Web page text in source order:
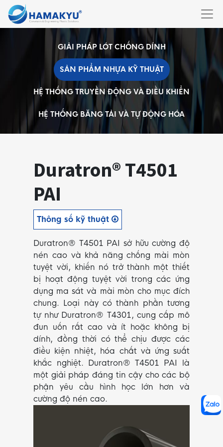
GIẢI PHÁP LÓT CHỐNG DÍNH
SẢN PHẨM NHỰA KỸ THUẬT
HỆ THỐNG TRUYỀN ĐỘNG VÀ ĐIỀU KHIỂN
HỆ THỐNG BĂNG TẢI VÀ TỰ ĐỘNG HÓA
Duratron® T4501
PAI
Thông số kỹ thuật
Duratron® T4501 PAI sở hữu cường độ
nén cao và khả năng chống mài mòn
tuyệt vời, khiến nó trở thành một thiết
bị hoạt động tuyệt vời trong các ứng
dụng ma sát và mài mòn cho mục đích
chung. Loại này có thành phần tương
tự như Duratron® T4301, cung cấp mô
đun uốn rất cao và ít hoặc không bị
dính, đồng thời có thể chịu được các
điều kiện nhiệt, hóa chất và ứng suất
khắc nghiệt. Duratron® T4501 PAI là
một giải pháp đáng tin cậy cho các bộ
phận yêu cầu hình học lớn hơn và
cường độ nén cao.